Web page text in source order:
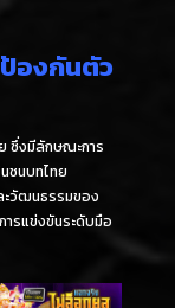
องกันตัว
ซึ่งมีลักษณะการ
ชนบทไทย
ะวัฒนธรรมของ
ารแข่งขันระดับมือ